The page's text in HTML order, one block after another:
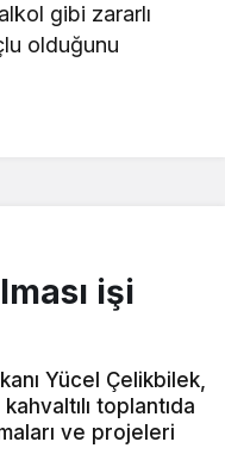
gibi zararlı
olduğunu
işi
Yücel Çelikbilek,
toplantıda
ve projeleri